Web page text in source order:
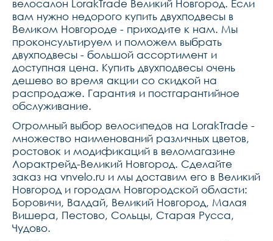
29*2.25 ,обода двойной
обод 40мм,цепьkmc
x10,руль zoom alloy
760w*2.2t ,вынос
z28.6*31.8mm  e:40mm
h:40mm,подседельный
штырь 30,9*350,рулевая
колонка neco на промах
коническая,седло lorak
полиуретан,педали alloy
wellgo
велосалон LorakTrade Великий Новгород. Если
вам нужно недорого купить двухподвесы в
Великом Новгороде - приходите к нам. Мы
проконсультируем и поможем выбрать
двухподвесы - большой ассортимент и
доступная цена. Купить двухподвесы очень
дешево во время акции со скидкой на
распродаже. Гарантия и постгарантийное
обслуживание.
Огромный выбор велосипедов на LorakTrade -
множество наименований различных цветов,
ростовок и модификаций в веломагазине
Лорактрейд-Великий Новгород. Сделайте
заказ на vnvelo.ru и мы доставим его в Великий
Новгород и городам Новгородской области:
Боровичи, Валдай, Великий Новгород, Малая
Вишера, Пестово, Сольцы, Старая Русса,
Чудово.